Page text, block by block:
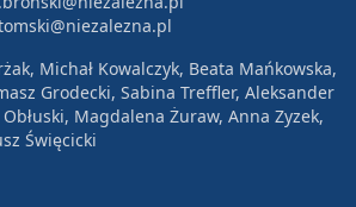
Michał Kowalczyk, Beata Mańkowska,
Grodecki, Sabina Treffler, Aleksander
Magdalena Żuraw, Anna Zyzek,
Święcicki